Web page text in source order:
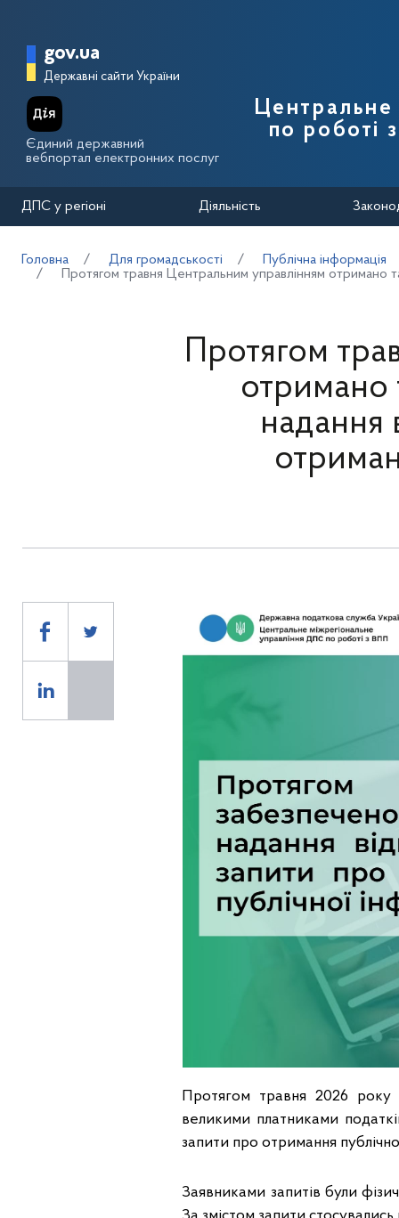
Головна сторінка Державної
gov.ua
Державні сайти України
Єдиний державний
вебпортал електронних послуг
Центральне
по роботі
ДПС у регіоні Діяльність
Головна Для громадськості
Публічна інформація
Протягом травня Центральним управлінням отримано
Протягом
отримано
надання
Протягом травня 2026 року
великими платниками
запити про отримання
Заявниками запитів були